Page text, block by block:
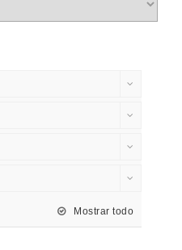
Mostrar todo